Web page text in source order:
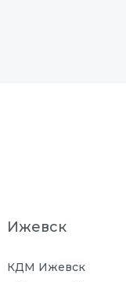
Ижевск
КДМ Ижевск